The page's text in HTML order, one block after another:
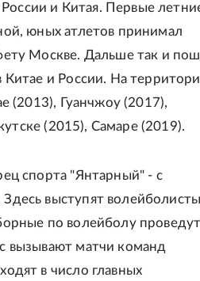
и Китая. Первые
юных атлетов принимал
Москве. Дальше так и
Китае и России. На
(2013), Гуанчжоу (2017),
(2015), Самаре (2019).
спорта "Янтарный" - с
выступят
по волейболу проведут
вызывают матчи команд
в число главных